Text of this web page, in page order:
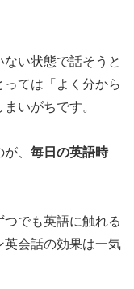
い状態で話そうと
ては「よく分から
いがちです。
、 毎日の英語時
でも英語に触れる
英会話の効果は一気